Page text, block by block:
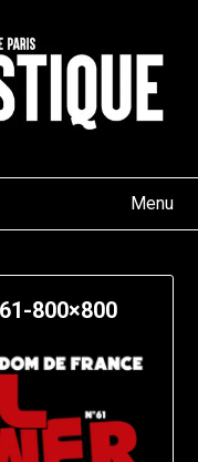
Menu
800×800